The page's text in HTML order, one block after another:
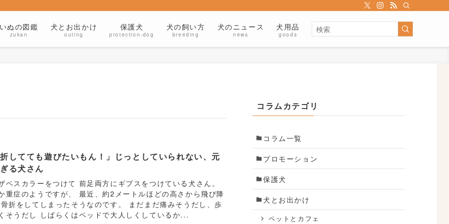
ぬの図鑑
zukan
犬とお出かけ
outing
保護犬
protection-dog
犬の飼い方
breeding
犬のニュース
news
犬用品
goods
してても遊びたいもん！」じっとしていられない、元
る犬さん
ベスカラーをつけて 前足両方にギプスをつけている犬さん。
重症のようですが、 最近、約2メートルほどの高さから飛び降
折をしてしまったそうなのです。 まだまだ痛みそうだし、歩
そうだし しばらくはベッドで大人しくしているか...
コラムカテゴリ
コラム一覧
プロモーション
保護犬
犬とお出かけ
ペットとカフェ